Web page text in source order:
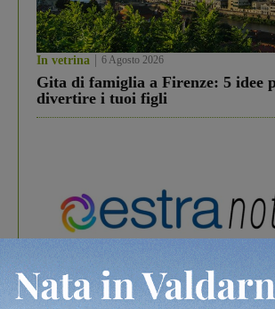
In vetrina 6 Agosto 2026
Gita di famiglia a Firenze: 5 idee
divertire i tuoi figli
In vetrina 3 Agosto 2026